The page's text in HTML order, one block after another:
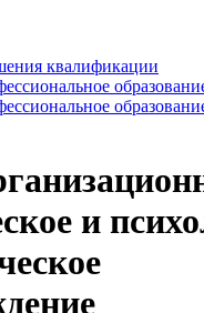
квалификации
и